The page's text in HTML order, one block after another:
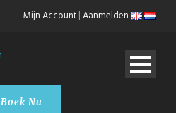
Mijn Account|Aanmelden
Boek Nu